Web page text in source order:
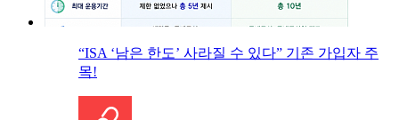
“ISA ‘남은 한도’ 사라질 수 있다” 기존 가입자 주
목!